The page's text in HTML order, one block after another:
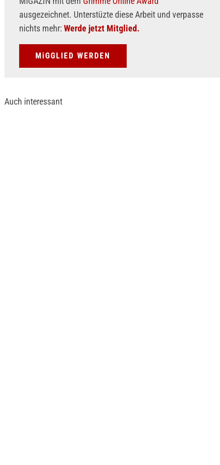
ausgezeichnet. Unterstüzte diese Arbeit und verpasse
nichts mehr: Werde jetzt Mitglied.
MiGGLIED WERDEN
Auch interessant